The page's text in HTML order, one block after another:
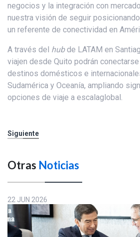
negocios y la integración con
nuestra visión de seguir
un referente de conectividad en
A través del hubde LATAM en
viajen desde Quito podrán
destinos domésticos e
Sudamérica y Oceanía, ampliando
opciones de viaje a escalaglobal.
Siguiente
Otras Noticias
22 JUN 2026